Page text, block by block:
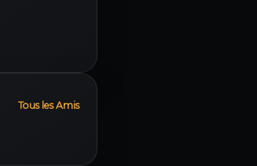
Tous les Amis